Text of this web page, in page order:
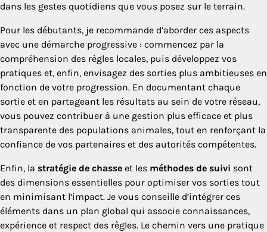
dans les gestes quotidiens que vous posez sur le terrain.
Pour les débutants, je recommande d’aborder ces aspects
avec une démarche progressive : commencez par la
compréhension des règles locales, puis développez vos
pratiques et, enfin, envisagez des sorties plus ambitieuses en
fonction de votre progression. En documentant chaque
sortie et en partageant les résultats au sein de votre réseau,
vous pouvez contribuer à une gestion plus efficace et plus
transparente des populations animales, tout en renforçant la
confiance de vos partenaires et des autorités compétentes.
Enfin, la stratégie de chasse et les méthodes de suivi sont
des dimensions essentielles pour optimiser vos sorties tout
en minimisant l’impact. Je vous conseille d’intégrer ces
éléments dans un plan global qui associe connaissances,
expérience et respect des règles. Le chemin vers une pratique